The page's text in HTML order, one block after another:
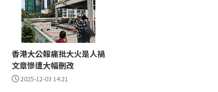
香港大公報痛批大火是人禍
文章慘遭大幅刪改
2025-12-03 14:21